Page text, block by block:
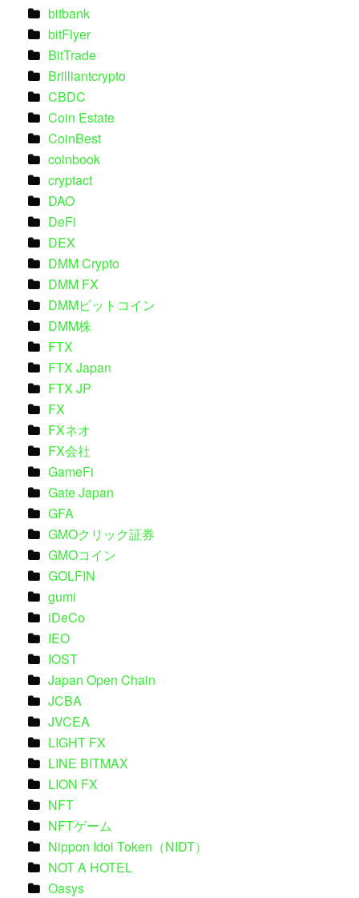
bitbank
bitFlyer
BitTrade
Brilliantcrypto
CBDC
Coin Estate
CoinBest
coinbook
cryptact
DAO
DeFi
DEX
DMM Crypto
DMM FX
DMMビットコイン
DMM株
FTX
FTX Japan
FTX JP
FX
FXネオ
FX会社
GameFi
Gate Japan
GFA
GMOクリック証券
GMOコイン
GOLFIN
gumi
iDeCo
IEO
IOST
Japan Open Chain
JCBA
JVCEA
LIGHT FX
LINE BITMAX
LION FX
NFT
NFTゲーム
Nippon Idol Token（NIDT）
NOT A HOTEL
Oasys